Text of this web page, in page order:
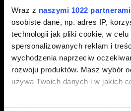
Wraz z naszymi 1022 partnerami
osobiste dane, np. adres IP,
technologii jak pliki cookie, w celu
spersonalizowanych reklam i
wychodzenia naprzeciw
rozwoju produktów. Masz wybór
używa Twoich danych i w jakich
Jeśli wyrazisz na to zgodę,
hiszpański, polski, koreański,
brazylijski)
Europa
W niektórych z poniższych
może zawierać inne języki -
sprzedawcy, którą wersję
W tym: Belgia, Cypr, Dania,